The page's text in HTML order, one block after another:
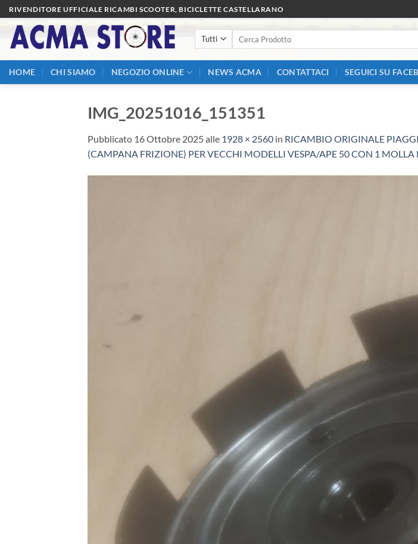
Salta
ai
contenuti
RIVENDITORE UFFICIALE RICAMBI SCOOTER, BICICLETTE CASTELLARANO
HOME CHI SIAMO NEGOZIO ONLINE NEWS ACMA CONTATTACI SEGUICI SU
IMG_20251016_151351
Pubblicato 16 Ottobre 2025alle 1928 × 2560 in RICAMBIO ORIGINALE
(CAMPANA FRIZIONE) PER VECCHI MODELLI VESPA/APE 50 CON 1 MOLLA